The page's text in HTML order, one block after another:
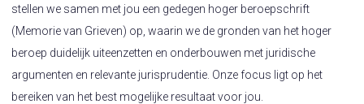
stellen we samen met jou een gedegen hoger beroepschrift
(Memorie van Grieven) op, waarin we de gronden van het hoger
beroep duidelijk uiteenzetten en onderbouwen met juridische
argumenten en relevante jurisprudentie. Onze focus ligt op het
bereiken van het best mogelijke resultaat voor jou.